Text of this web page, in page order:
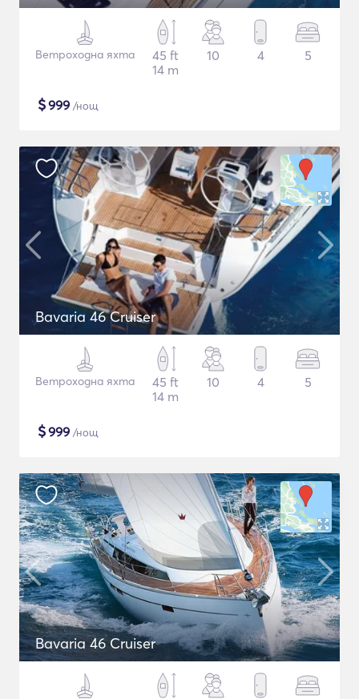
Ветроходна яхта
45 ft
14 m
10 4 5
$999 /нощ
Bavaria 46 Cruiser
Ветроходна яхта
45 ft
14 m
10 4 5
$999 /нощ
Bavaria 46 Cruiser